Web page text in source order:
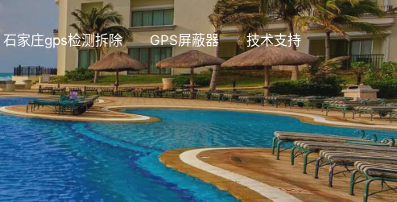
石家庄gps检测拆除 GPS屏蔽器 技术支持